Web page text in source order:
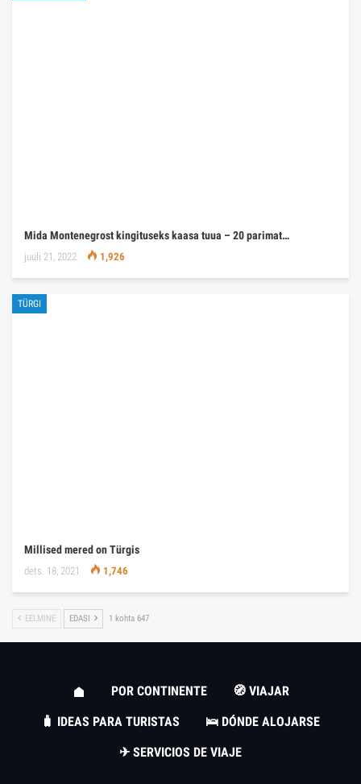
Mida Montenegrost kingituseks kaasa tuua – 20 parimat…
juuli 21, 2022 1,926
TÜRGI
Millised mered on Türgis
dets. 18, 2021 1,746
EELMINE EDASI 1 kohta 647
POR CONTINENTE
🧭 VIAJAR
🧳 IDEAS PARA TURISTAS
🛌 DÓNDE ALOJARSE
✈ SERVICIOS DE VIAJE